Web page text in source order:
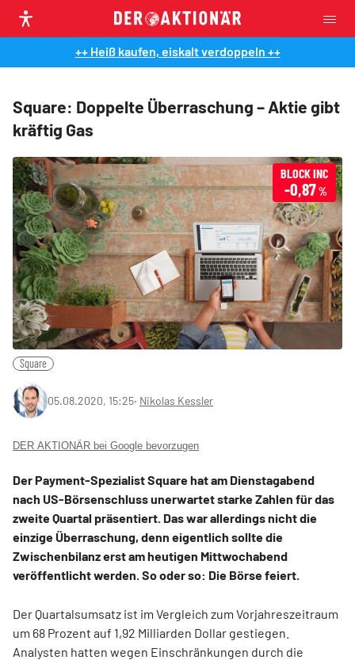
++ Heiß kaufen, eiskalt verdoppeln ++
Square: Doppelte Überraschung – Aktie gibt
kräftig Gas
BLOCK INC
-0,87%
Square
05.08.2020, 15:25‧ Nikolas Kessler
DER AKTIONÄR bei Google bevorzugen
Der Payment-Spezialist Square hat am Dienstagabend
nach US-Börsenschluss unerwartet starke Zahlen für das
zweite Quartal präsentiert. Das war allerdings nicht die
einzige Überraschung, denn eigentlich sollte die
Zwischenbilanz erst am heutigen Mittwochabend
veröffentlicht werden. So oder so: Die Börse feiert.
Der Quartalsumsatz ist im Vergleich zum Vorjahreszeitraum
um 68 Prozent auf 1,92 Milliarden Dollar gestiegen.
Analysten hatten wegen Einschränkungen durch die